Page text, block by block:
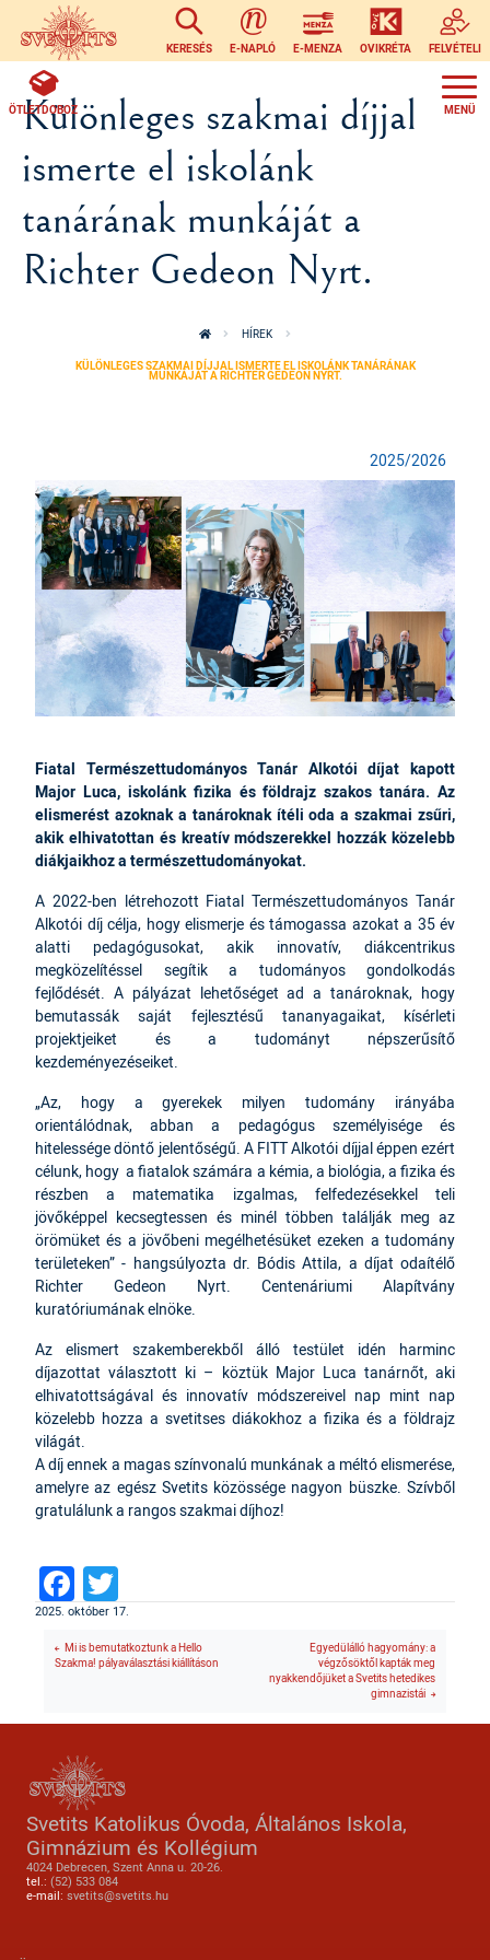
Ugrás a tartalomra
KERESÉS E-NAPLÓ E-MENZA OVIKRÉTA FELVÉTELI
ÖTLETDOBOZ
Különleges szakmai díjjal
ismerte el iskolánk
tanárának munkáját a
Richter Gedeon Nyrt.
HÍREK
KÜLÖNLEGES SZAKMAI DÍJJAL ISMERTE EL ISKOLÁNK TANÁRÁNAK
MUNKÁJÁT A RICHTER GEDEON NYRT.
2025/2026
Fiatal Természettudományos Tanár Alkotói díjat kapott
Major Luca, iskolánk fizika és földrajz szakos tanára. Az
elismerést azoknak a tanároknak ítéli oda a szakmai zsűri,
akik elhivatottan és kreatív módszerekkel hozzák közelebb
diákjaikhoz a természettudományokat.
A 2022-ben létrehozott Fiatal Természettudományos Tanár
Alkotói díj célja, hogy elismerje és támogassa azokat a 35 év
alatti pedagógusokat, akik innovatív, diákcentrikus
megközelítéssel segítik a tudományos gondolkodás
fejlődését. A pályázat lehetőséget ad a tanároknak, hogy
bemutassák saját fejlesztésű tananyagaikat, kísérleti
projektjeiket és a tudományt népszerűsítő
kezdeményezéseiket.
„Az, hogy a gyerekek milyen tudomány irányába
orientálódnak, abban a pedagógus személyisége és
hitelessége döntő jelentőségű. A FITT Alkotói díjjal éppen ezért
célunk, hogy a fiatalok számára a kémia, a biológia, a fizika és
részben a matematika izgalmas, felfedezésekkel teli
jövőképpel kecsegtessen és minél többen találják meg az
örömüket és a jövőbeni megélhetésüket ezeken a tudomány
területeken” - hangsúlyozta dr. Bódis Attila, a díjat odaítélő
Richter Gedeon Nyrt. Centenáriumi Alapítvány
kuratóriumának elnöke.
Az elismert szakemberekből álló testület idén harminc
díjazottat választott ki – köztük Major Luca tanárnőt, aki
elhivatottságával és innovatív módszereivel nap mint nap
közelebb hozza a svetitses diákokhoz a fizika és a földrajz
világát.
A díj ennek a magas színvonalú munkának a méltó elismerése,
amelyre az egész Svetits közössége nagyon büszke. Szívből
gratulálunk a rangos szakmai díjhoz!
Facebook
2025. október 17.
Mi is bemutatkoztunk a Hello
Szakma! pályaválasztási kiállításon
Egyedülálló hagyomány: a
végzősöktől kapták meg
nyakkendőjüket a Svetits hetedikes
gimnazistái
Svetits Katolikus Óvoda, Általános Iskola,
Gimnázium és Kollégium
4024 Debrecen, Szent Anna u. 20-26.
tel.: (52) 533 084
e-mail: svetits@svetits.hu